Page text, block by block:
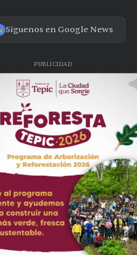
Síguenos en Google News
PUBLICIDAD